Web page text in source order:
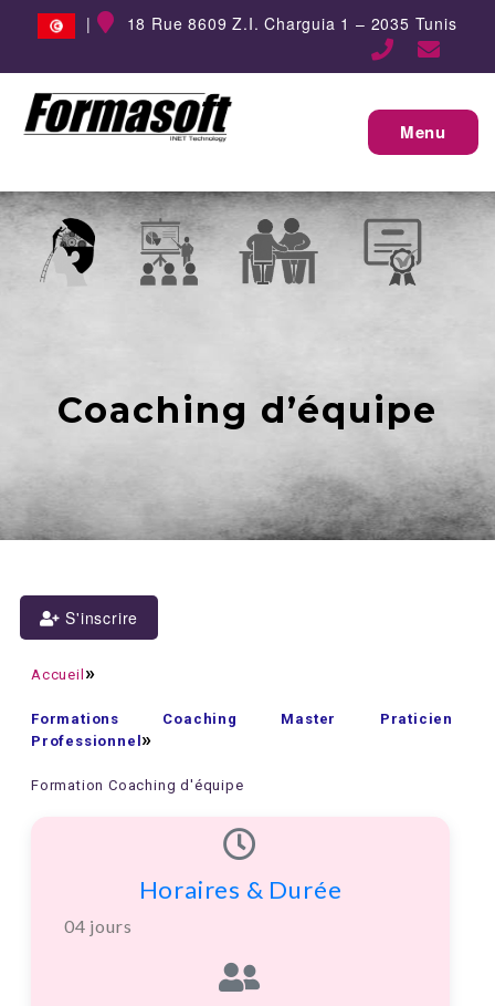
| 18 Rue 8609 Z.I. Charguia 1 – 2035 Tunis
Menu
Coaching d’équipe
S'inscrire
Accueil
Formations Coaching Master Praticien
Professionnel
Formation Coaching d'équipe
Horaires & Durée
04 jours